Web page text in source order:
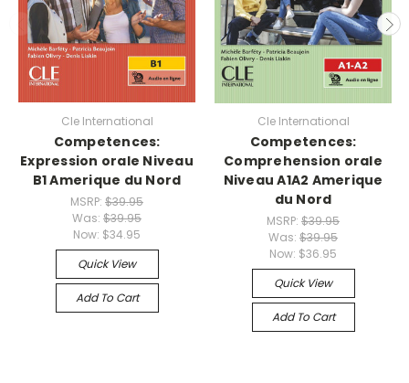
Cle International
Competences:
Expression orale Niveau
B1 Amerique du Nord
MSRP: $39.95
Was: $39.95
Now: $34.95
Quick View
Add To Cart
Cle International
Competences:
Comprehension orale
Niveau A1A2 Amerique
du Nord
MSRP: $39.95
Was: $39.95
Now: $36.95
Quick View
Add To Cart